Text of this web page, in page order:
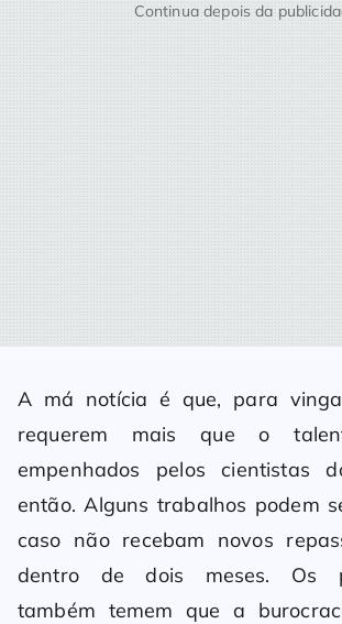
Continua depois da
A má notícia é que, para
requerem mais que o
empenhados pelos cientistas
então. Alguns trabalhos podem
caso não recebam novos
dentro de dois meses. Os
também temem que a